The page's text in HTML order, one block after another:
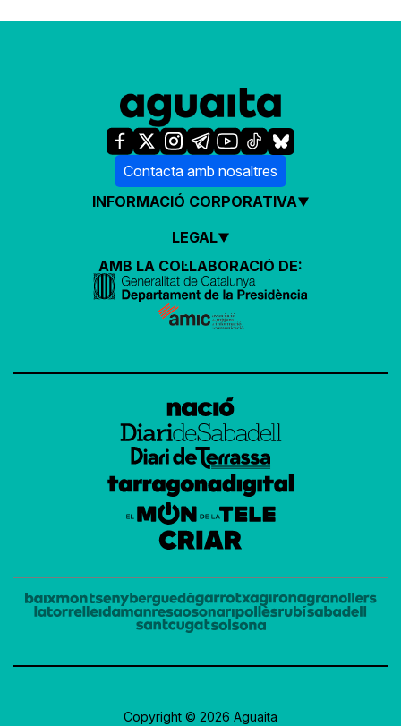
Contacta amb nosaltres
INFORMACIÓ CORPORATIVA
LEGAL
AMB LA COL·LABORACIÓ DE:
Copyright © 2026 Aguaita